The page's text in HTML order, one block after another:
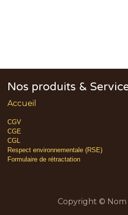
Nos produits &
Accueil
CGV
CGE
CGL
Respect environnementale (RSE)
Formulaire de rétractation
Copyright ©